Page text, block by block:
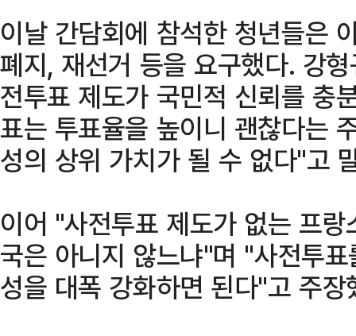
이날 간담회에 참석한 청년들은
폐지, 재선거 등을 요구했다. 강
전투표 제도가 국민적 신뢰를 충
표는 투표율을 높이니 괜찮다는
성의 상위 가치가 될 수 없다"고
이어 "사전투표 제도가 없는 프
국은 아니지 않느냐"며 "사전투
성을 대폭 강화하면 된다"고 주장